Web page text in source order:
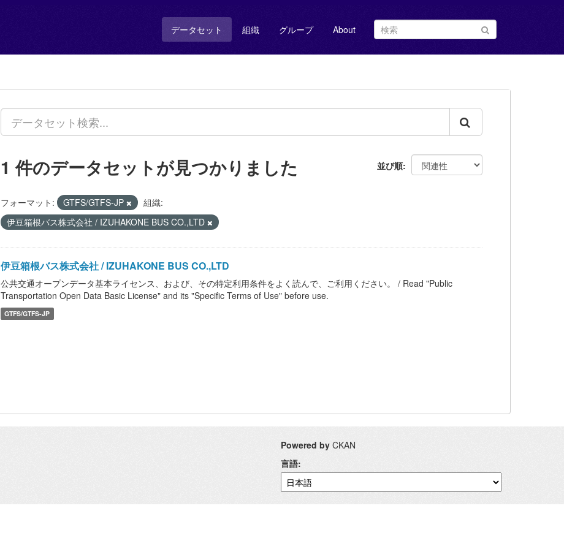
データセット 組織 グループ About
並び順
1 件のデータセットが見つかりました
フォーマット: GTFS/GTFS-JP
組織:
伊豆箱根バス株式会社 / IZUHAKONE BUS CO.,LTD
伊豆箱根バス株式会社 / IZUHAKONE BUS CO.,LTD
公共交通オープンデータ基本ライセンス、および、その特定利用条件をよく読んで、ご利用ください。 / Read "Public
Transportation Open Data Basic License" and its "Specific Terms of Use" before use.
GTFS/GTFS-JP
Powered by CKAN
言語